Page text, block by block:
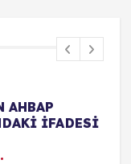
TOPLU
TAHSİN
ÜYELERİ